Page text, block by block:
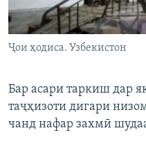
ГУЗОРИШҲОИ РАДИОӢ
Русский
Ҷои ҳодиса. Узбекистон
Бар асари таркиш дар
таҷҳизоти дигари
чанд нафар захмӣ